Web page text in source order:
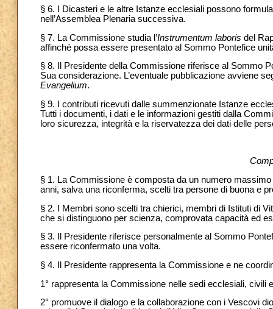
§ 6. I Dicasteri e le altre Istanze ecclesiali possono
nell’Assemblea Plenaria successiva.
§ 7. La Commissione studia l’Instrumentum laboris del
affinché possa essere presentato al Sommo Pontefice
§ 8. Il Presidente della Commissione riferisce al Sommo
Sua considerazione. L’eventuale pubblicazione avviene
Evangelium.
§ 9. I contributi ricevuti dalle summenzionate Istanze
Tutti i documenti, i dati e le informazioni gestiti dalla
loro sicurezza, integrità e la riservatezza dei dati delle
§ 1. La Commissione è composta da un numero
anni, salva una riconferma, scelti tra persone di buona e
§ 2. I Membri sono scelti tra chierici, membri di Istituti di
che si distinguono per scienza, comprovata capacità ed
§ 3. Il Presidente riferisce personalmente al Sommo
essere riconfermato una volta.
§ 4. Il Presidente rappresenta la Commissione e ne
1° rappresenta la Commissione nelle sedi ecclesiali,
2° promuove il dialogo e la collaborazione con i Vescovi